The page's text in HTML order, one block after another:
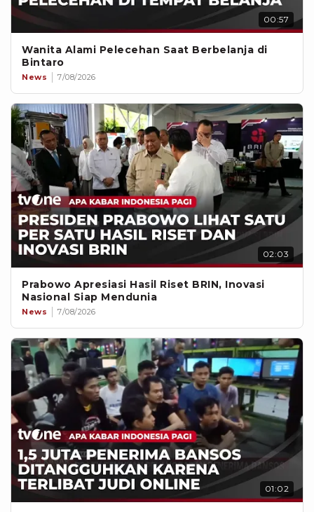
00:57
Wanita Alami Pelecehan Saat Berbelanja di
Bintaro
News 7/08/2026
02:03
Prabowo Apresiasi Hasil Riset BRIN, Inovasi
Nasional Siap Mendunia
News 7/08/2026
01:02